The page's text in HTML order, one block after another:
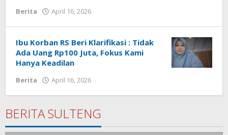
Berita April 16, 2026
Ibu Korban RS Beri Klarifikasi : Tidak
Ada Uang Rp100 Juta, Fokus Kami
Hanya Keadilan
Berita April 16, 2026
BERITA SULTENG